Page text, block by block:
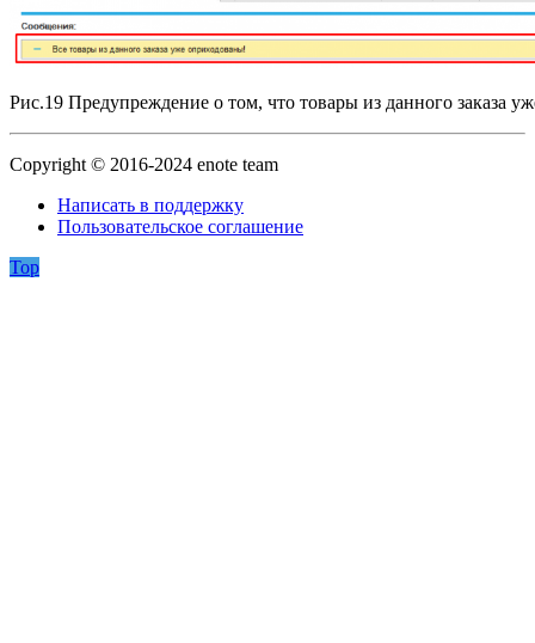
Рис.19 Предупреждение о том, что товары из данного заказа
Copyright © 2016-2024 enote team
Написать в поддержку
Пользовательское соглашение
Top